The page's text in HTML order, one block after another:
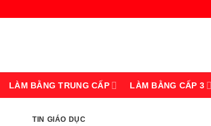
LÀM BẰNG TRUNG CẤP LÀM BẰNG CẤP 3
TIN GIÁO DỤC